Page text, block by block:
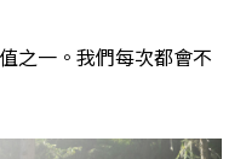
之一。我們每次都會不